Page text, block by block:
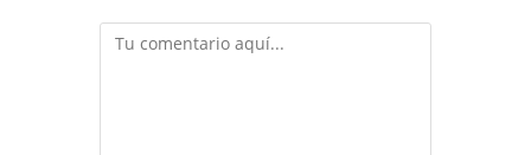
Comentario